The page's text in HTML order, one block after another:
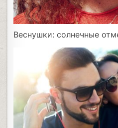
Веснушки: солнечные